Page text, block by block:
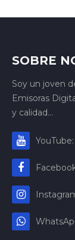
SOBRE
Soy un joven
Emisoras
y calidad...